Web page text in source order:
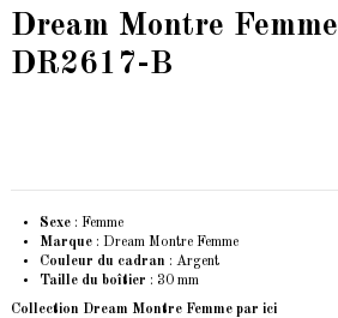
Dream Montre Femme
DR2617-B
Sexe : Femme
Marque : Dream Montre Femme
Couleur du cadran : Argent
Taille du boîtier : 30 mm
Collection Dream Montre Femme par ici